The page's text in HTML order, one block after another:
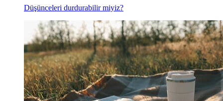
Düşünceleri durdurabilir miyiz?